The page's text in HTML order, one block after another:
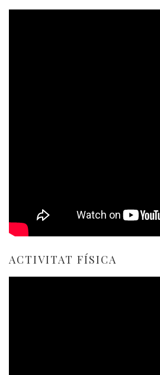
ACTIVITAT FÍSICA